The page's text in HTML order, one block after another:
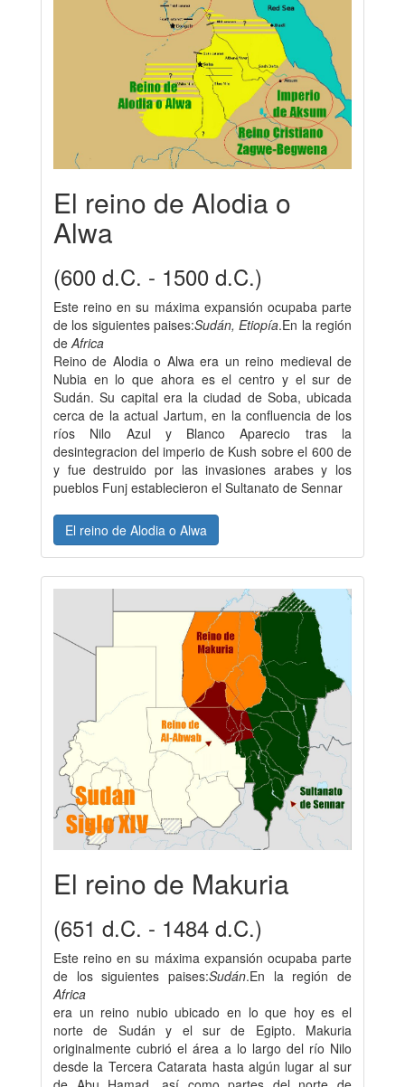
El reino de Alodia o
Alwa
(600 d.C. - 1500 d.C.)
Este reino en su máxima expansión ocupaba parte
de los siguientes paises:Sudán, Etiopía.En la región
de Africa
Reino de Alodia o Alwa era un reino medieval de
Nubia en lo que ahora es el centro y el sur de
Sudán. Su capital era la ciudad de Soba, ubicada
cerca de la actual Jartum, en la confluencia de los
ríos Nilo Azul y Blanco Aparecio tras la
desintegracion del imperio de Kush sobre el 600 de
y fue destruido por las invasiones arabes y los
pueblos Funj establecieron el Sultanato de Sennar
El reino de Alodia o Alwa
El reino de Makuria
(651 d.C. - 1484 d.C.)
Este reino en su máxima expansión ocupaba parte
de los siguientes paises:Sudán.En la región de
Africa
era un reino nubio ubicado en lo que hoy es el
norte de Sudán y el sur de Egipto. Makuria
originalmente cubrió el área a lo largo del río Nilo
desde la Tercera Catarata hasta algún lugar al sur